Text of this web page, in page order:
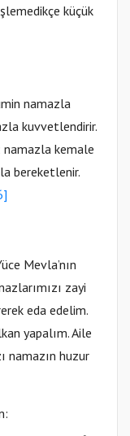
küçük
namazla
kuvvetlendirir.
namazla kemale
bereketlenir.
Mevla’nın
zayi
eda edelim.
yapalım. Aile
namazın huzur